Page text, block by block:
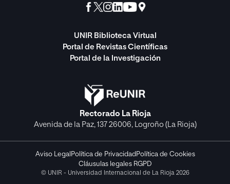
UNIR Biblioteca Virtual
Portal de Revistas Científicas
Portal de la Investigación
Rectorado La Rioja
Avenida de la Paz, 137 26006, Logroño (La Rioja)
Aviso Legal Política de Privacidad Política de Cookies
Cláusulas legales RGPD
© UNIR - Universidad Internacional de La Rioja 2026